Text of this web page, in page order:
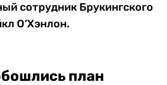
сотрудник Брукингского
О’Хэнлон.
план